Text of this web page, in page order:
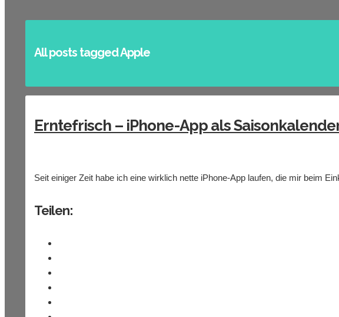
All posts tagged Apple
Erntefrisch – iPhone-App als
Seit einiger Zeit habe ich eine wirklich nette iPhone-App laufen, die mir beim
Teilen: